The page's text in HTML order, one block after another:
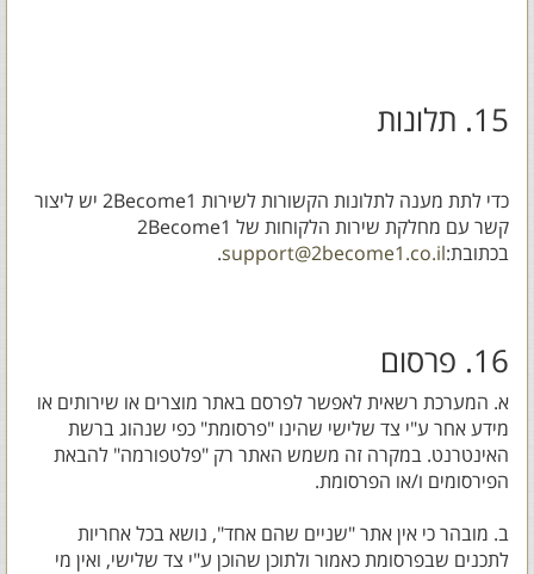
15. תלונות
כדי לתת מענה לתלונות הקשורות לשירות 2Become1 יש ליצור
קשר עם מחלקת שירות הלקוחות של 2Become1
בכתובת:support@2become1.co.il
.
16. פרסום
א. המערכת רשאית לאפשר לפרסם באתר מוצרים או שירותים או
מידע אחר ע"י צד שלישי שהינו "פרסומת" כפי שנהוג ברשת
האינטרנט. במקרה זה משמש האתר רק "פלטפורמה" להבאת
הפירסומים ו/או הפרסומת.
ב. מובהר כי אין אתר "שניים שהם אחד", נושא בכל אחריות
לתכנים שבפרסומת כאמור ולתוכן שהוכן ע"י צד שלישי, ואין מי